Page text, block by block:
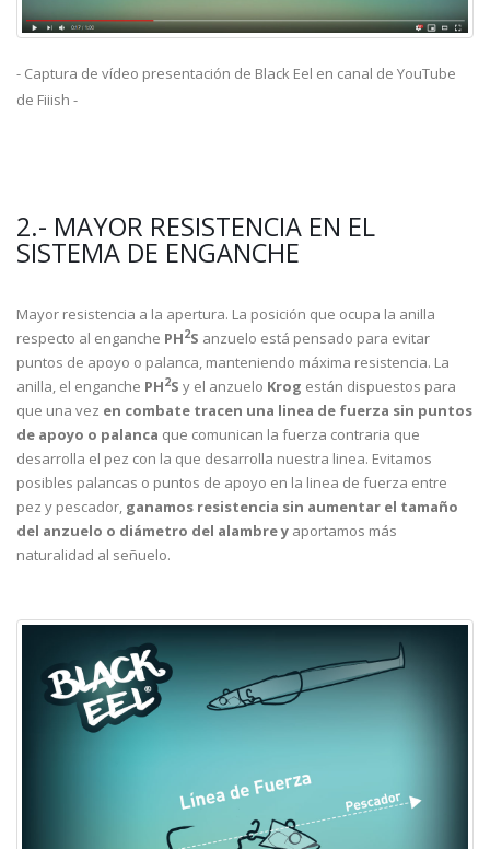
- Captura de vídeo presentación de Black Eel en canal de YouTube
de Fiiish -
2.- MAYOR RESISTENCIA EN EL
SISTEMA DE ENGANCHE
Mayor resistencia a la apertura. La posición que ocupa la anilla
respecto al enganche PH2S anzuelo está pensado para evitar
puntos de apoyo o palanca, manteniendo máxima resistencia. La
anilla, el enganche PH2S y el anzuelo Krog están dispuestos para
que una vez en combate tracen una linea de fuerza sin puntos
de apoyo o palanca que comunican la fuerza contraria que
desarrolla el pez con la que desarrolla nuestra linea. Evitamos
posibles palancas o puntos de apoyo en la linea de fuerza entre
pez y pescador, ganamos resistencia sin aumentar el tamaño
del anzuelo o diámetro del alambre y aportamos más
naturalidad al señuelo.